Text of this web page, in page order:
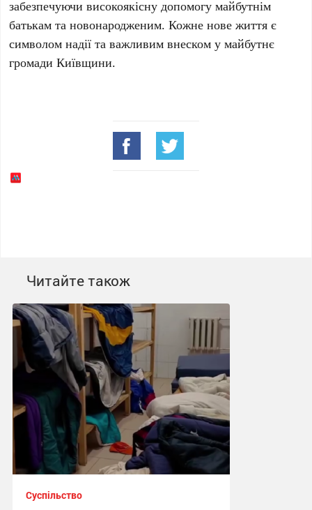
забезпечуючи високоякісну допомогу майбутнім
батькам та новонародженим. Кожне нове життя є
символом надії та важливим внеском у майбутнє
громади Київщини.
Читайте також
Суспільство